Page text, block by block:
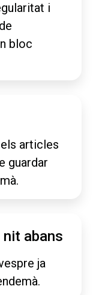
i
bloc
articles
guardar
abans
ja